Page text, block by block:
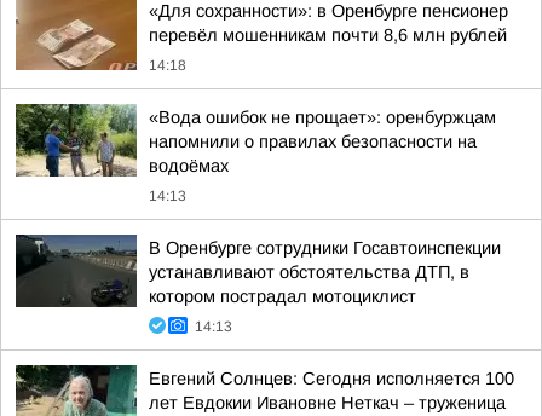
«Для сохранности»: в Оренбурге пенсионер
перевёл мошенникам почти 8,6 млн рублей
14:18
«Вода ошибок не прощает»: оренбуржцам
напомнили о правилах безопасности на
водоёмах
14:13
В Оренбурге сотрудники Госавтоинспекции
устанавливают обстоятельства ДТП, в
котором пострадал мотоциклист
14:13
Евгений Солнцев: Сегодня исполняется 100
лет Евдокии Ивановне Неткач – труженица